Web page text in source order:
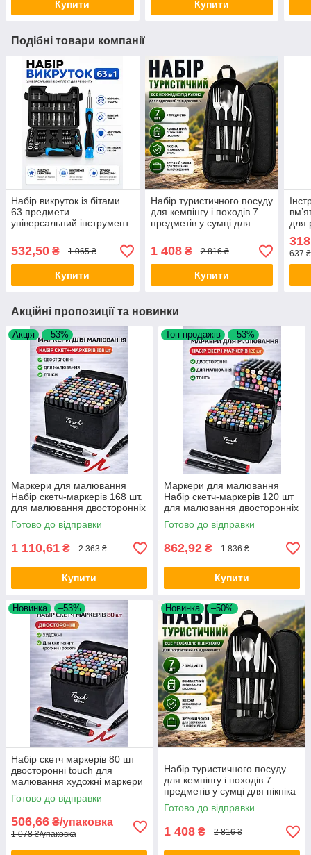
Купити Купити
Подібні товари компанії
Набір викруток із бітами
63 предмети
універсальний інструмент
тримач для ремонту
техніки меблів авто
532,50 ₴ 1 065 ₴
Купити
Набір туристичного посуду
для кемпінгу і походів 7
предметів у сумці для
природі Opt City
1 408₴ 2 816 ₴
Купити
для
637
Акційні пропозиції та новинки
Акція –53%
Маркери для малювання
Набір скетч-маркерів 168 шт.
для малювання двосторонніх
touch Opt City
Готово до відправки
1 110,61 ₴ 2 363 ₴
Купити
Топ продажів –53%
Маркери для малювання
Набір скетч-маркерів 120 шт
для малювання двосторонніх
touch Opt City
Готово до відправки
862,92 ₴ 1 836 ₴
Купити
Новинка –53%
Набір скетч маркерів 80 шт
двосторонні touch для
малювання художні маркери
для скетчингу графіки і
роботи Opt City
Готово до відправки
506,66 ₴/упаковка
1 078 ₴/упаковка
Новинка –50%
Набір туристичного посуду
для кемпінгу і походів 7
предметів у сумці для пікніка
та відпочинку на природі Opt
City
Готово до відправки
1 408 ₴ 2 816 ₴